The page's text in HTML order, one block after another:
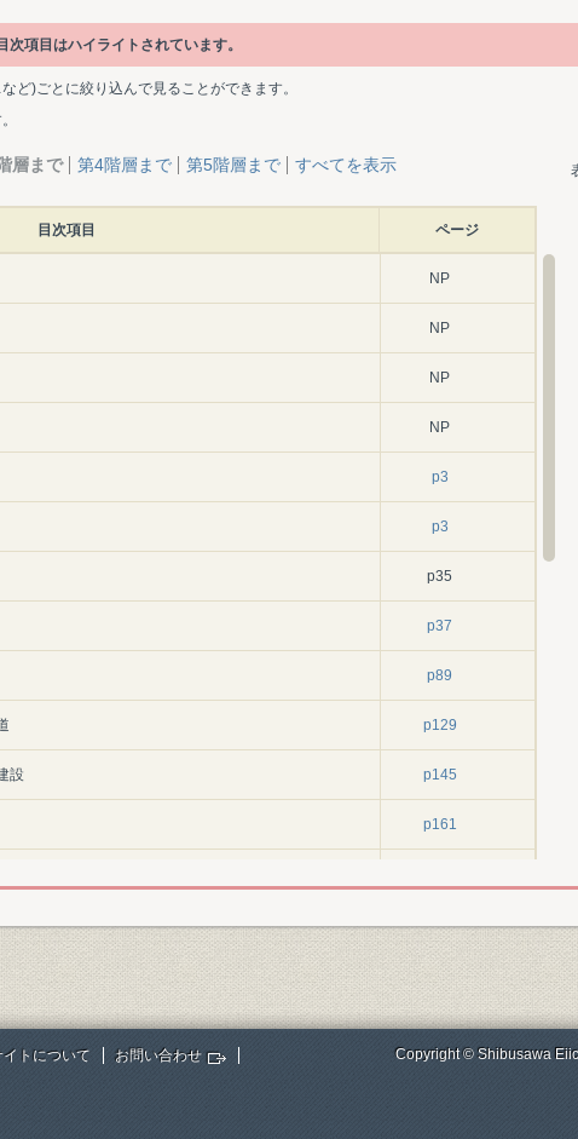
項目はハイライトされています。
ど)ごとに絞り込んで見ることができます。
層まで 第4階層まで 第5階層まで すべてを表示
目次項目 ページ
NP
NP
NP
NP
p3
p3
p35
p37
p89
p129
設 p145
p161
p191
p193
p203
トについて お問い合わせ Copyright © Shibusawa